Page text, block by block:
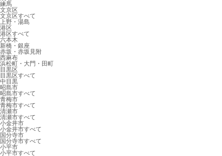
練馬
文京区
文京区すべて
上野・湯島
港区
港区すべて
六本木
新橋・銀座
赤坂・赤坂見附
西麻布
浜松町・大門・田町
目黒区
目黒区すべて
中目黒
昭島市
昭島市すべて
青梅市
青梅市すべて
清瀬市
清瀬市すべて
小金井市
小金井市すべて
国分寺市
国分寺市すべて
小平市
小平市すべて